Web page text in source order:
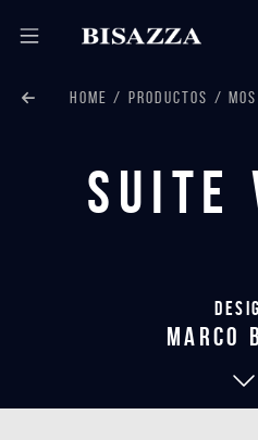
HOME PRODUCTOS
Suite
marco